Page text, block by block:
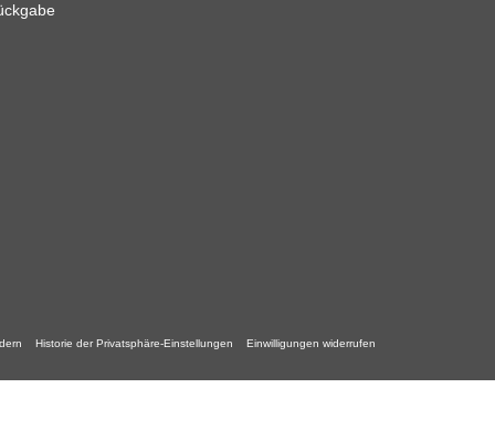
Historie der Privatsphäre-Einstellungen Einwilligungen widerrufen